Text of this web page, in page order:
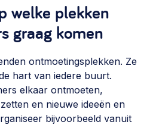
welke plekken
graag komen
ontmoetingsplekken. Ze
hart van iedere buurt.
elkaar ontmoeten,
en nieuwe ideeën en
bijvoorbeeld vanuit